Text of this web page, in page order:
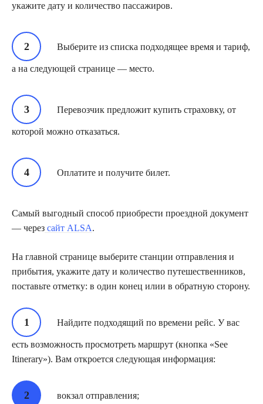
укажите дату и количество пассажиров.
Выберите из списка подходящее время и тариф,
а на следующей странице — место.
Перевозчик предложит купить страховку, от
которой можно отказаться.
Оплатите и получите билет.
Самый выгодный способ приобрести проездной документ
— через сайт ALSA.
На главной странице выберите станции отправления и
прибытия, укажите дату и количество путешественников,
поставьте отметку: в один конец илии в обратную сторону.
Найдите подходящий по времени рейс. У вас
есть возможность просмотреть маршрут (кнопка «See
Itinerary»). Вам откроется следующая информация:
вокзал отправления;